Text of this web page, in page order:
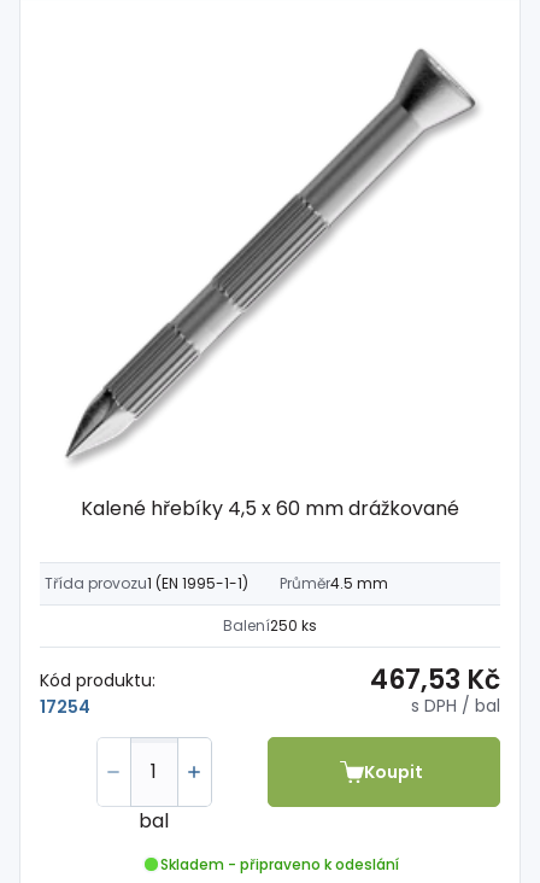
Kalené hřebíky 4,5 x 60 mm drážkované
Třída provozu1 (EN 1995-1-1) Průměr4.5 mm
Balení250 ks
Kód produktu:
17254
467,53 Kč
s DPH / bal
bal
Koupit
Skladem - připraveno k odeslání